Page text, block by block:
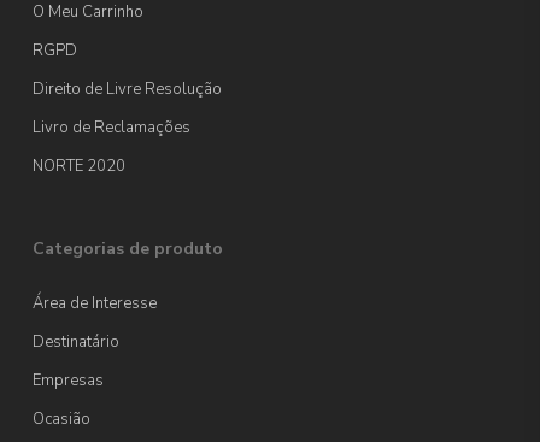
O Meu Carrinho
RGPD
Direito de Livre Resolução
Livro de Reclamações
NORTE 2020
Categorias de produto
Área de Interesse
Destinatário
Empresas
Ocasião